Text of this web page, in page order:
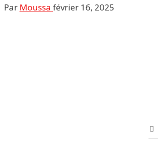
Par Moussa février 16, 2025